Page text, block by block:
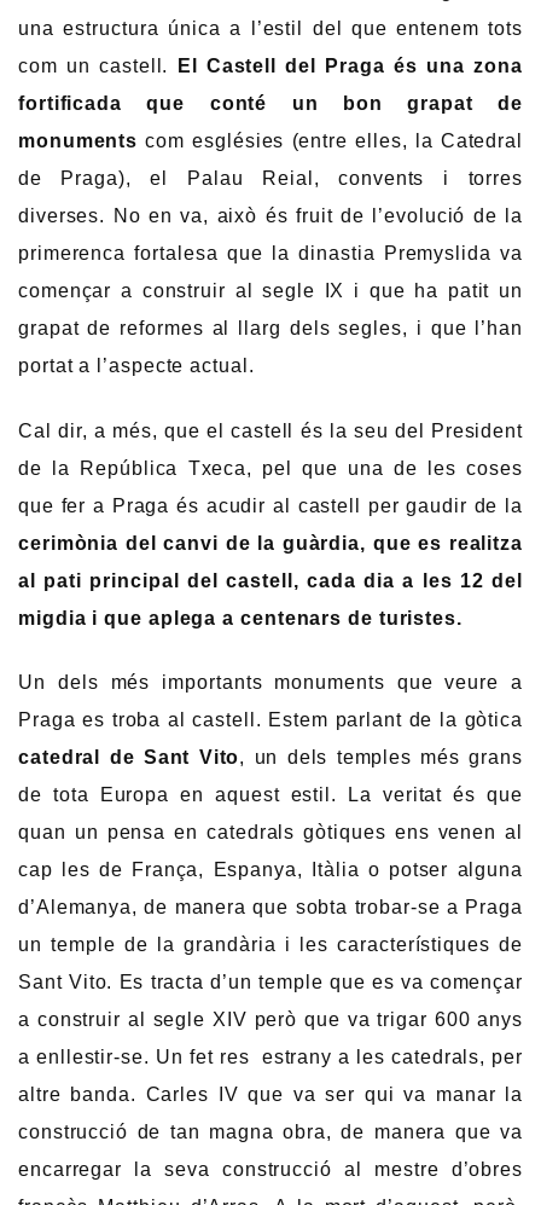
una estructura única a l’estil del que entenem tots
com un castell.
El Castell del Praga és una zona
fortificada que conté un bon grapat de
monumentscom esglésies (entre elles, la Catedral
de Praga), el Palau Reial, convents i torres
diverses. No en va, això és fruit de l’evolució de la
primerenca fortalesa que la dinastia Premyslida va
començar a construir al segle IX i que ha patit un
grapat de reformes al llarg dels segles, i que l’han
portat a l’aspecte actual.
Cal dir, a més, que el castell és la seu del President
de la República Txeca, pel que una de les coses
que fer a Praga és acudir al castell per gaudir de la
cerimònia del canvi de la guàrdia, que es realitza
al pati principal del castell, cada dia a les 12 del
migdia i que aplega a centenars de turistes.
Un dels més importants monuments que veure a
Praga es troba al castell. Estem parlant de la gòtica
catedral de Sant Vito, un dels temples més grans
de tota Europa en aquest estil. La veritat és que
quan un pensa en catedrals gòtiques ens venen al
cap les de França, Espanya, Itàlia o potser alguna
d’Alemanya, de manera que sobta trobar-se a Praga
un temple de la grandària i les característiques de
Sant Vito. Es tracta d’un temple que es va començar
a construir al segle XIV però que va trigar 600 anys
a enllestir-se. Un fet res estrany a les catedrals, per
altre banda. Carles IV que va ser qui va manar la
construcció de tan magna obra, de manera que va
encarregar la seva construcció al mestre d’obres